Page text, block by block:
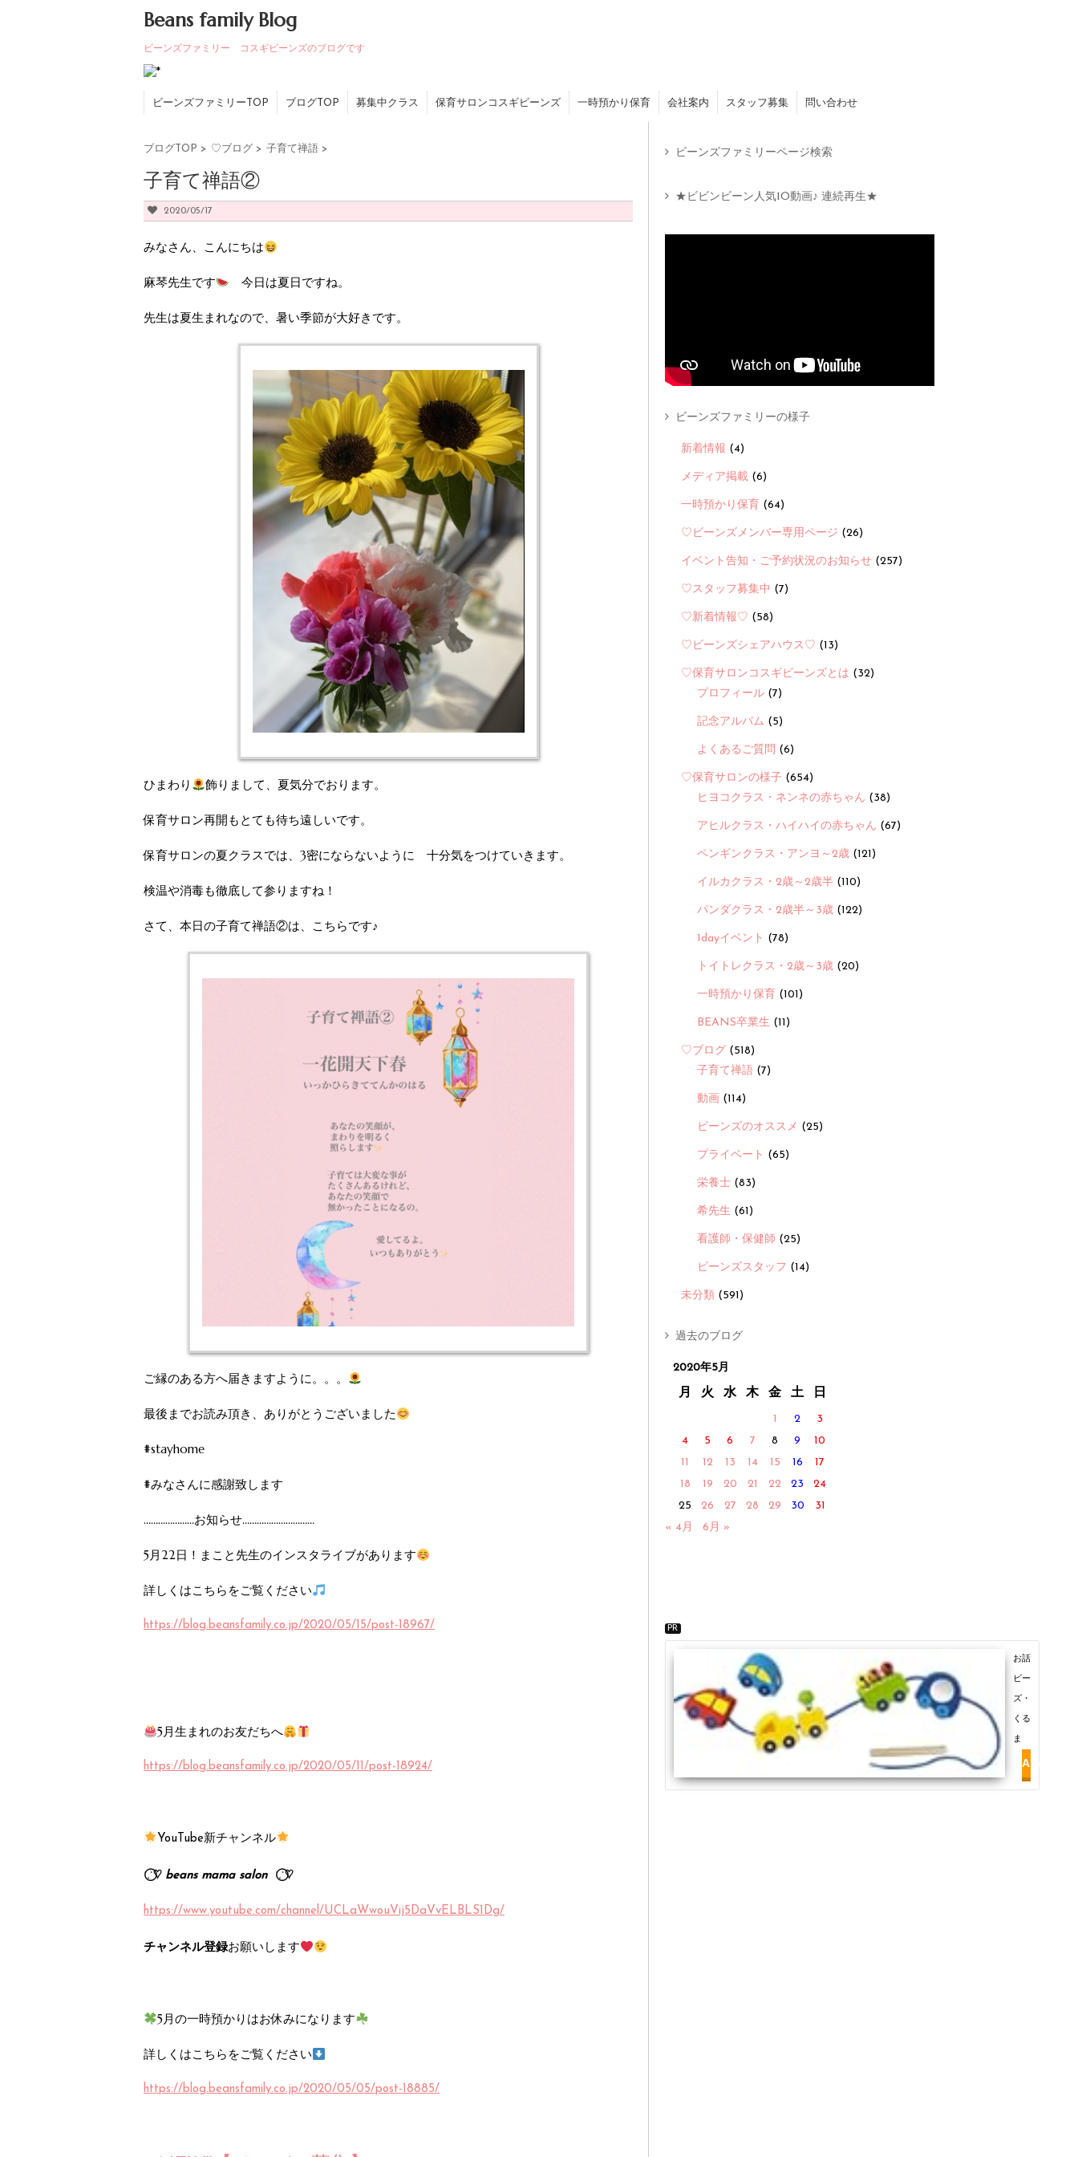
Beans family Blog
ビーンズファミリー コスギビーンズのブログです
ビーンズファミリーTOP ブログTOP 募集中クラス 保育サロンコスギビーンズ 一時預かり保育 会社案内 スタッフ募集 問い合わせ
ブログTOP > ♡ブログ > 子育て禅語 >
子育て禅語②
2020/05/17
みなさん、こんにちは
麻琴先生です 今日は夏日ですね。
先生は夏生まれなので、暑い季節が大好きです。
ひまわり 飾りまして、夏気分でおります。
保育サロン再開もとても待ち遠しいです。
保育サロンの夏クラスでは、3密にならないように 十分気をつけていきます。
検温や消毒も徹底して参りますね！
さて、本日の子育て禅語②は、こちらです♪
ご縁のある方へ届きますように。。。
最後までお読み頂き、ありがとうございました
#stayhome
#みなさんに感謝致します
…………………お知らせ…………………………
5月22日！まこと先生のインスタライブがあります
詳しくはこちらをご覧ください
https://blog.beansfamily.co.jp/2020/05/15/post-18967/
5月生まれのお友だちへ
https://blog.beansfamily.co.jp/2020/05/11/post-18924/
YouTube新チャンネル
∵⃝♡ beans mama salon ∵⃝♡
https://www.youtube.com/channel/UCLaWwouVij5DaVvELBLS1Dg/
チャンネル登録お願いします
5月の一時預かりはお休みになります
詳しくはこちらをご覧ください
https://blog.beansfamily.co.jp/2020/05/05/post-18885/
ビーンズファミリーページ検索
★ビビンビーン人気10動画♪ 連続再生★
ビーンズファミリーの様子
新着情報 (4)
メディア掲載 (6)
一時預かり保育 (64)
♡ビーンズメンバー専用ページ (26)
イベント告知・ご予約状況のお知らせ (257)
♡スタッフ募集中 (7)
♡新着情報♡ (58)
♡ビーンズシェアハウス♡ (13)
♡保育サロンコスギビーンズとは (32)
プロフィール (7)
記念アルバム (5)
よくあるご質問 (6)
♡保育サロンの様子 (654)
ヒヨコクラス・ネンネの赤ちゃん (38)
アヒルクラス・ハイハイの赤ちゃん (67)
ペンギンクラス・アンヨ～2歳 (121)
イルカクラス・2歳～2歳半 (110)
パンダクラス・2歳半～3歳 (122)
1dayイベント (78)
トイトレクラス・2歳～3歳 (20)
一時預かり保育 (101)
BEANS卒業生 (11)
♡ブログ (518)
子育て禅語 (7)
動画 (114)
ビーンズのオススメ (25)
プライベート (65)
栄養士 (83)
希先生 (61)
看護師・保健師 (25)
ビーンズスタッフ (14)
未分類 (591)
過去のブログ
2020年5月
月 火 水 木 金 土 日
1 2
3
4
5 6 7 8 9
10
11
12 13 14 15 16
17
18
19 20 21 22 23
24
25
26 27 28 29 30
31
« 4月
6月 »
PR
お話
ビー
ズ・
くる
ま
Amazon